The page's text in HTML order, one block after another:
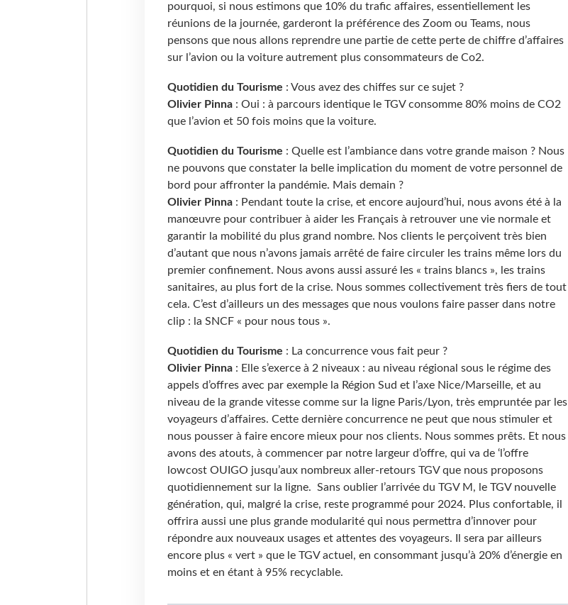
pourquoi, si nous estimons que 10% du trafic affaires, essentiellement les
réunions de la journée, garderont la préférence des Zoom ou Teams, nous
pensons que nous allons reprendre une partie de cette perte de chiffre d’affaires
sur l’avion ou la voiture autrement plus consommateurs de Co2.
Quotidien du Tourisme : Vous avez des chiffes sur ce sujet ?
Olivier Pinna : Oui : à parcours identique le TGV consomme 80% moins de CO2
que l’avion et 50 fois moins que la voiture.
Quotidien du Tourisme : Quelle est l’ambiance dans votre grande maison ? Nous
ne pouvons que constater la belle implication du moment de votre personnel de
bord pour affronter la pandémie. Mais demain ?
Olivier Pinna: Pendant toute la crise, et encore aujourd’hui, nous avons été à la
manœuvre pour contribuer à aider les Français à retrouver une vie normale et
garantir la mobilité du plus grand nombre. Nos clients le perçoivent très bien
d’autant que nous n’avons jamais arrêté de faire circuler les trains même lors du
premier confinement. Nous avons aussi assuré les « trains blancs », les trains
sanitaires, au plus fort de la crise. Nous sommes collectivement très fiers de tout
cela. C’est d’ailleurs un des messages que nous voulons faire passer dans notre
clip : la SNCF « pour nous tous ».
Quotidien du Tourisme : La concurrence vous fait peur ?
Olivier Pinna: Elle s’exerce à 2 niveaux : au niveau régional sous le régime des
appels d’offres avec par exemple la Région Sud et l’axe Nice/Marseille, et au
niveau de la grande vitesse comme sur la ligne Paris/Lyon, très empruntée par les
voyageurs d’affaires. Cette dernière concurrence ne peut que nous stimuler et
nous pousser à faire encore mieux pour nos clients. Nous sommes prêts. Et nous
avons des atouts, à commencer par notre largeur d’offre, qui va de ‘l’offre
lowcost OUIGO jusqu’aux nombreux aller-retours TGV que nous proposons
quotidiennement sur la ligne. Sans oublier l’arrivée du TGV M, le TGV nouvelle
génération, qui, malgré la crise, reste programmé pour 2024. Plus confortable, il
offrira aussi une plus grande modularité qui nous permettra d’innover pour
répondre aux nouveaux usages et attentes des voyageurs. Il sera par ailleurs
encore plus « vert » que le TGV actuel, en consommant jusqu’à 20% d’énergie en
moins et en étant à 95% recyclable.